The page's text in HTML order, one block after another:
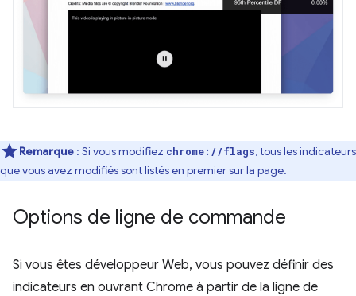
Remarque : Si vous modifiez chrome://flags, tous les indicateurs
que vous avez modifiés sont listés en premier sur la page.
Options de ligne de commande
Si vous êtes développeur Web, vous pouvez définir des
indicateurs en ouvrant Chrome à partir de la ligne de